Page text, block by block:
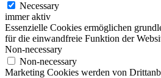
Necessary
immer aktiv
Essenzielle Cookies ermöglichen
für die einwandfreie Funktion der
Non-necessary
Non-necessary
Marketing Cookies werden von